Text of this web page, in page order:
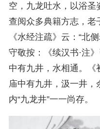
空，九龙吐水，以浴圣
查阅众多典籍方志，老
《水经注疏》云：“北
守敬按：《续汉书·注
中有九井，水相通。《
庙中有九井，汲一井，
内“九龙井”一一尚存。